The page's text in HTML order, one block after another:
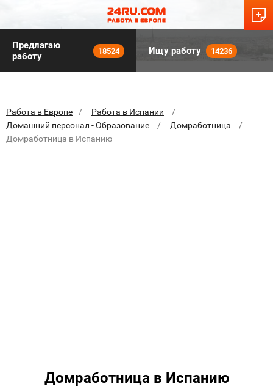
Предлагаю
работу
18524 Ищу работу 14236
Работа в Европе
Работа в Испании
Домашний персонал - Образование
Домработница
Домработница в Испанию
Домработница в Испанию